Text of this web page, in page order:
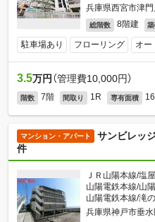
兵庫県西宮市津
総階数 8階建
駐車場あり フローリング オー
3.5万円 （管理費10,000円）
階数 7階 間取り 1R 専有面積
マンション・アパート
サンビレッ
件
ＪＲ山陽本線/塩
山陽電鉄本線/山
山陽電鉄本線/滝
兵庫県神戸市垂